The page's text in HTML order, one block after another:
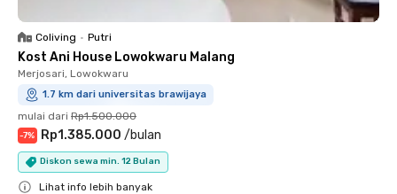
Coliving • Putri
Kost Ani House Lowokwaru Malang
Merjosari, Lowokwaru
1.7 km dari universitas brawijaya
mulai dari Rp1.500.000
-7% Rp1.385.000 /bulan
Diskon sewa min. 12 Bulan
Lihat info lebih banyak